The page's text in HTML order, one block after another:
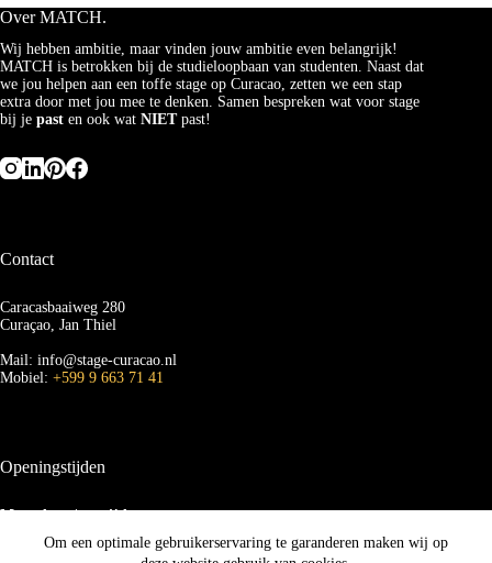
Om een optimale gebruikerservaring te garanderen maken wij op
Over MATCH.
Wij hebben ambitie, maar vinden jouw ambitie even belangrijk!
MATCH is betrokken bij de studieloopbaan van studenten. Naast dat
we jou helpen aan een toffe stage op Curacao, zetten we een stap
extra door met jou mee te denken. Samen bespreken wat voor stage
bij je past en ook wat NIET past!
Contact
Caracasbaaiweg 280
Curaçao, Jan Thiel
Mail: info@stage-curacao.nl
Mobiel: +599 9 663 71 41
Openingstijden
Maandag t/m vrijdag
van 09.00 tot 16.00 uur